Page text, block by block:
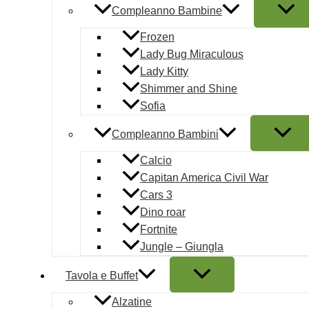
Compleanno Bambine
Frozen
Lady Bug Miraculous
Lady Kitty
Shimmer and Shine
Sofia
Compleanno Bambini
Calcio
Capitan America Civil War
Cars 3
Dino roar
Fortnite
Jungle – Giungla
Tavola e Buffet
Alzatine